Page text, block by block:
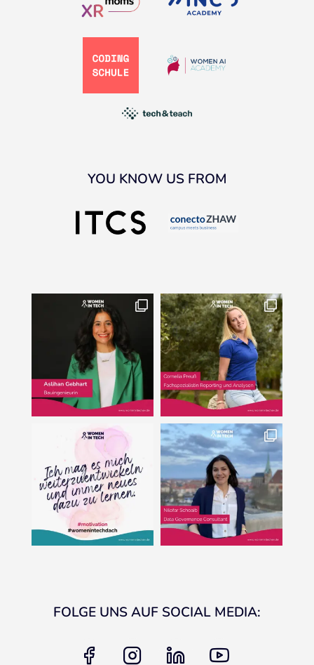
YOU KNOW US FROM
FOLGE UNS AUF SOCIAL MEDIA:
facebook instagram